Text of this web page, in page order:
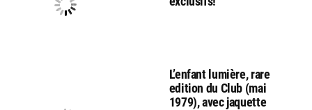
L’enfant lumière, rare
edition du Club (mai
1979), avec jaquette